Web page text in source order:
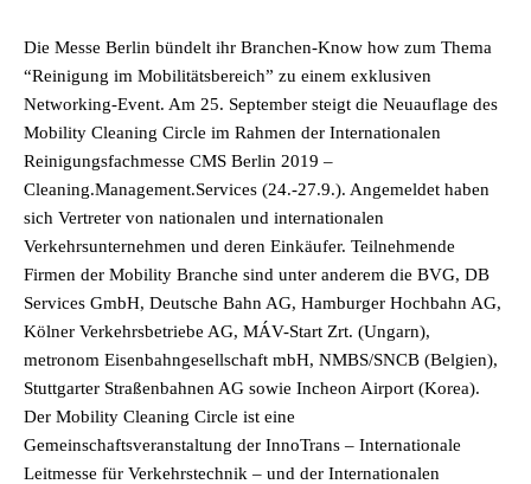
Die Messe Berlin bündelt ihr Branchen-Know how zum Thema
“Reinigung im Mobilitätsbereich” zu einem exklusiven
Networking-Event. Am 25. September steigt die Neuauflage des
Mobility Cleaning Circle im Rahmen der Internationalen
Reinigungsfachmesse CMS Berlin 2019 –
Cleaning.Management.Services (24.-27.9.). Angemeldet haben
sich Vertreter von nationalen und internationalen
Verkehrsunternehmen und deren Einkäufer. Teilnehmende
Firmen der Mobility Branche sind unter anderem die BVG, DB
Services GmbH, Deutsche Bahn AG, Hamburger Hochbahn AG,
Kölner Verkehrsbetriebe AG, MÁV-Start Zrt. (Ungarn),
metronom Eisenbahngesellschaft mbH, NMBS/SNCB (Belgien),
Stuttgarter Straßenbahnen AG sowie Incheon Airport (Korea).
Der Mobility Cleaning Circle ist eine
Gemeinschaftsveranstaltung der InnoTrans – Internationale
Leitmesse für Verkehrstechnik – und der Internationalen